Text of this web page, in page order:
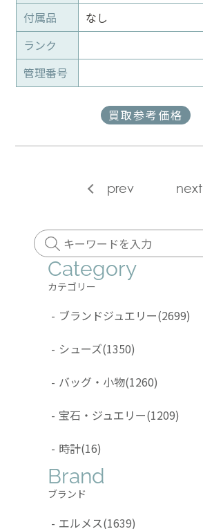
付属品
なし
ランク
管理番号
買取参考価格
prev next
Category
カテゴリー
- ブランドジュエリー(2699)
- シューズ(1350)
- バッグ・小物(1260)
- 宝石・ジュエリー(1209)
- 時計(16)
Brand
ブランド
- エルメス(1639)